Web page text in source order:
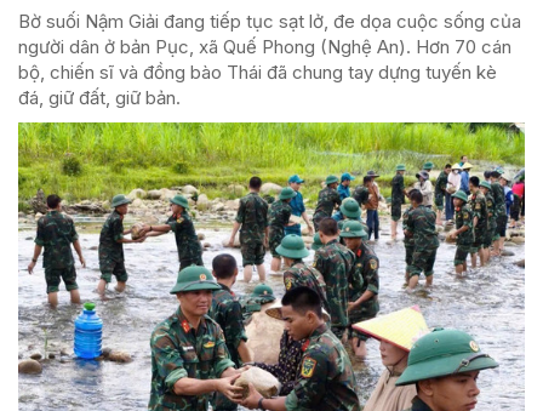
Bờ suối Nậm Giải đang tiếp tục sạt lở, đe dọa cuộc sống của
người dân ở bản Pục, xã Quế Phong (Nghệ An). Hơn 70 cán
bộ, chiến sĩ và đồng bào Thái đã chung tay dựng tuyến kè
đá, giữ đất, giữ bản.